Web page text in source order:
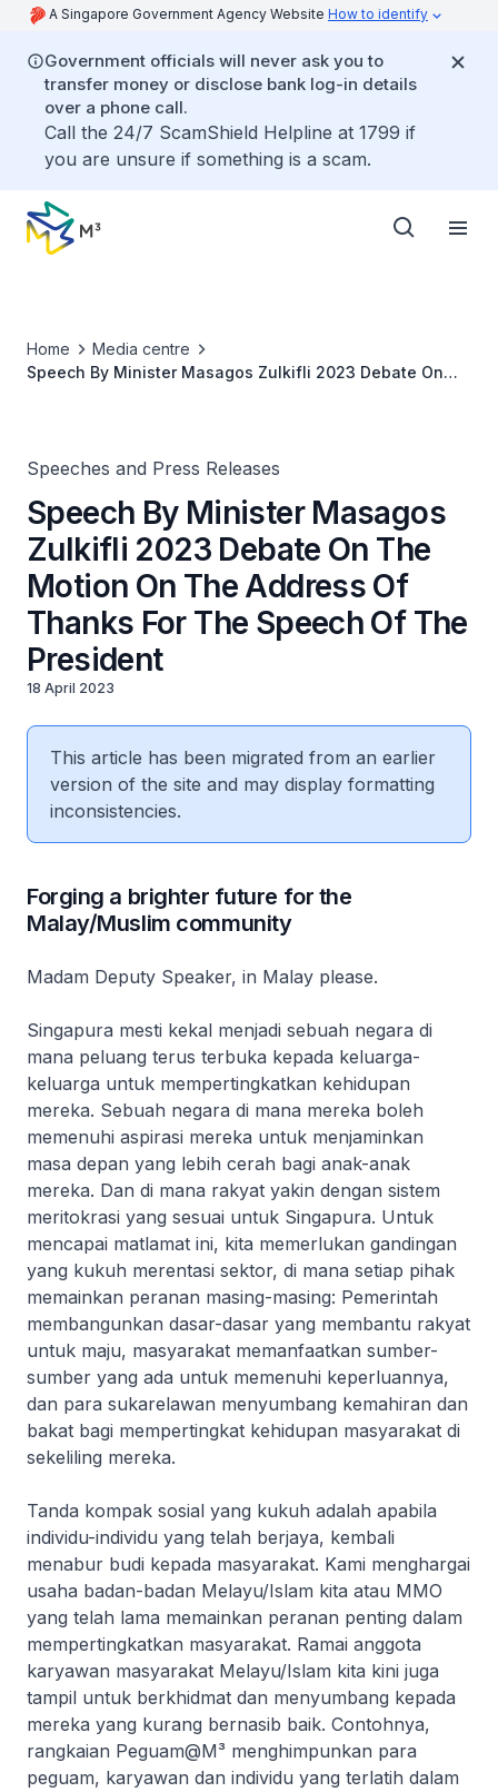
A Singapore Government Agency Website How to identify
Government officials will never ask you to
transfer money or disclose bank log-in details
over a phone call.
Call the 24/7 ScamShield Helpline at 1799 if
you are unsure if something is a scam.
Home
Media centre
Speech By Minister Masagos Zulkifli 2023 Debate On
Speeches and Press Releases
Speech By Minister Masagos
Zulkifli 2023 Debate On The
Motion On The Address Of
Thanks For The Speech Of The
President
18 April 2023
This article has been migrated from an earlier
version of the site and may display formatting
inconsistencies.
Forging a brighter future for the
Malay/Muslim community
Madam Deputy Speaker, in Malay please.
Singapura mesti kekal menjadi sebuah negara di
mana peluang terus terbuka kepada keluarga-
keluarga untuk mempertingkatkan kehidupan
mereka. Sebuah negara di mana mereka boleh
memenuhi aspirasi mereka untuk menjaminkan
masa depan yang lebih cerah bagi anak-anak
mereka. Dan di mana rakyat yakin dengan sistem
meritokrasi yang sesuai untuk Singapura. Untuk
mencapai matlamat ini, kita memerlukan gandingan
yang kukuh merentasi sektor, di mana setiap pihak
memainkan peranan masing-masing: Pemerintah
membangunkan dasar-dasar yang membantu rakyat
untuk maju, masyarakat memanfaatkan sumber-
sumber yang ada untuk memenuhi keperluannya,
dan para sukarelawan menyumbang kemahiran dan
bakat bagi mempertingkat kehidupan masyarakat di
sekeliling mereka.
Tanda kompak sosial yang kukuh adalah apabila
individu-individu yang telah berjaya, kembali
menabur budi kepada masyarakat. Kami menghargai
usaha badan-badan Melayu/Islam kita atau MMO
yang telah lama memainkan peranan penting dalam
mempertingkatkan masyarakat. Ramai anggota
karyawan masyarakat Melayu/Islam kita kini juga
tampil untuk berkhidmat dan menyumbang kepada
mereka yang kurang bernasib baik. Contohnya,
rangkaian Peguam@M³ menghimpunkan para
peguam, karyawan dan individu yang terlatih dalam